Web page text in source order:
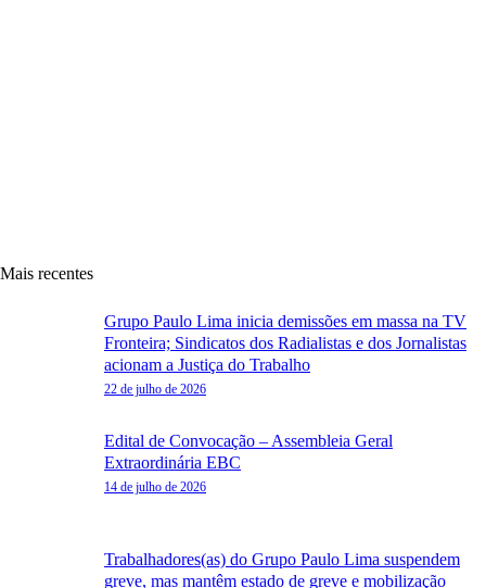
Mais recentes
Grupo Paulo Lima inicia demissões em massa na TV
Fronteira; Sindicatos dos Radialistas e dos Jornalistas
acionam a Justiça do Trabalho
22 de julho de 2026
Edital de Convocação – Assembleia Geral
Extraordinária EBC
14 de julho de 2026
Trabalhadores(as) do Grupo Paulo Lima suspendem
greve, mas mantêm estado de greve e mobilização